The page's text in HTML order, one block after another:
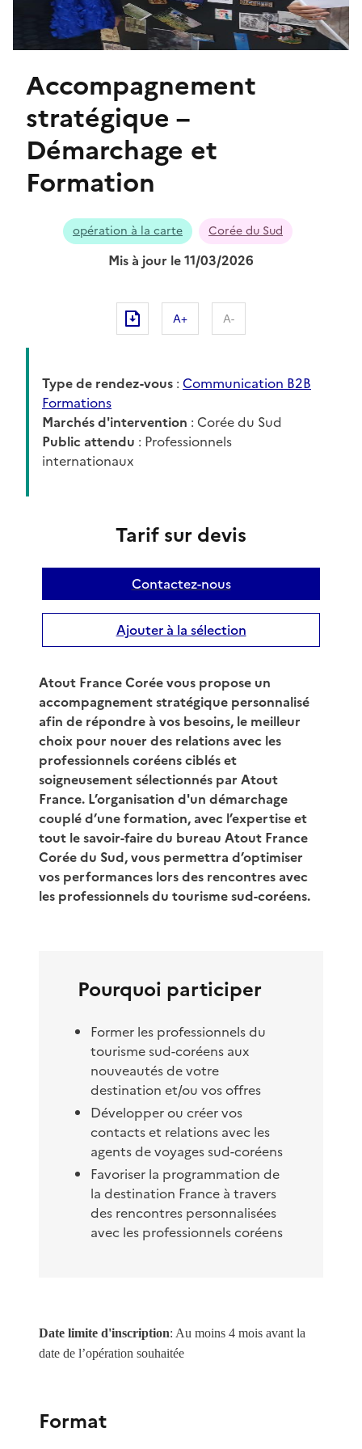
Accompagnement
stratégique –
Démarchage et
Formation
opération à la carte Corée du Sud
Mis à jour le 11/03/2026
A+ A-
Type de rendez-vous : Communication B2B
Formations
Marchés d'intervention : Corée du Sud
Public attendu : Professionnels
internationaux
Tarif sur devis
Contactez-nous
Ajouter à la sélection
Atout France Corée vous propose un
accompagnement stratégique personnalisé
afin de répondre à vos besoins, le meilleur
choix pour nouer des relations avec les
professionnels coréens ciblés et
soigneusement sélectionnés par Atout
France. L’organisation d'un démarchage
couplé d’une formation, avec l’expertise et
tout le savoir-faire du bureau Atout France
Corée du Sud, vous permettra d’optimiser
vos performances lors des rencontres avec
les professionnels du tourisme sud-coréens.
Pourquoi participer
Former les professionnels du
tourisme sud-coréens aux
nouveautés de votre
destination et/ou vos offres
Développer ou créer vos
contacts et relations avec les
agents de voyages sud-coréens
Favoriser la programmation de
la destination France à travers
des rencontres personnalisées
avec les professionnels coréens
Date limite d'inscription: Au moins 4 mois avant la
date de l’opération souhaitée
Format